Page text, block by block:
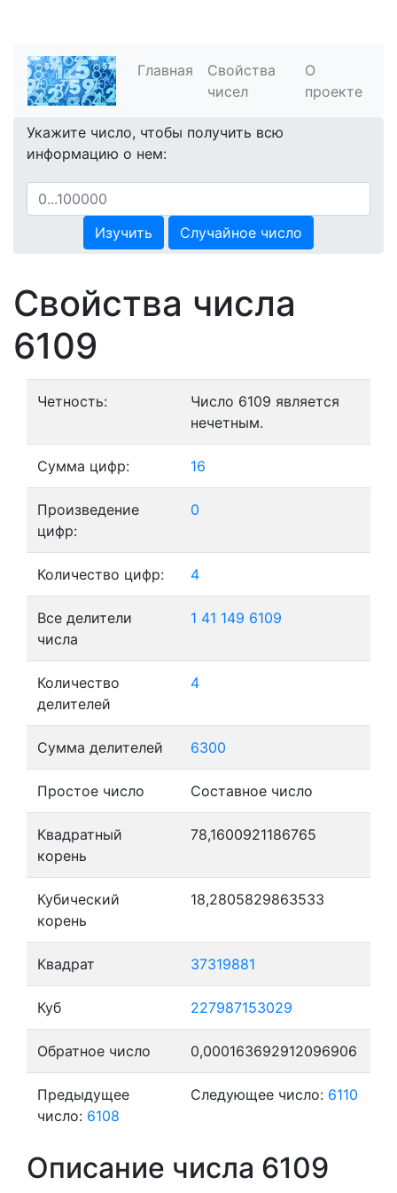
Главная
Свойства
чисел
О
проекте
Укажите число, чтобы получить всю
информацию о нем:
Изучить Случайное число
Свойства числа
6109
Четность:
Число 6109 является
нечетным.
Сумма цифр: 16
Произведение
цифр:
0
Количество цифр: 4
Все делители
числа
1 41 149 6109
Количество
делителей
4
Сумма делителей 6300
Простое число Составное число
Квадратный
корень
78,1600921186765
Кубический
корень
18,2805829863533
Квадрат 37319881
Куб 227987153029
Обратное число 0,000163692912096906
Предыдущее
число: 6108
Следующее число: 6110
Описание числа 6109